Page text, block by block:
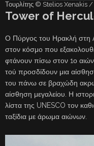
Τουρλίτης © Stelios Xenakis
Tower of
Ο Πύργος του Ηρακλή στη
στον κόσμο που
φτάνουν πίσω στον 1ο
τού προσδίδουν μια
του πάνω σε βραχώδη
αίσθηση μεγαλείου. Η
λίστα της UNESCO τον
ταξίδια με άρωμα αιώνων.